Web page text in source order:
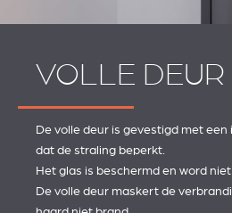
VOLLE DEUR
De volle deur is gevestigd met
dat de straling beperkt.
Het glas is beschermd en word niet
De volle deur maskert de